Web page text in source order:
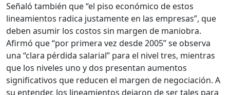
Señaló también que “el piso económico de estos
lineamientos radica justamente en las empresas”, que
deben asumir los costos sin margen de maniobra.
Afirmó que “por primera vez desde 2005” se observa
una “clara pérdida salarial” para el nivel tres, mientras
que los niveles uno y dos presentan aumentos
significativos que reducen el margen de negociación. A
su entender, los lineamientos dejaron de ser tales para